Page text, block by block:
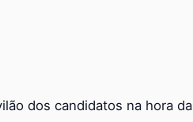
dos candidatos na hora da